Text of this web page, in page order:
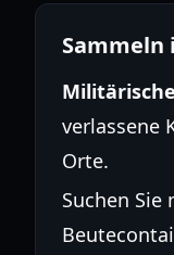
Sammeln
verlassene
Orte.
Suchen Sie